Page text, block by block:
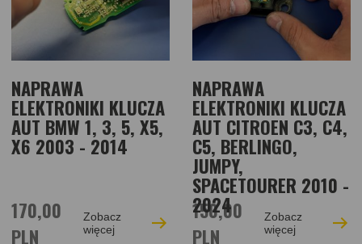
NAPRAWA
ELEKTRONIKI KLUCZA
AUT BMW 1, 3, 5, X5,
X6 2003 - 2014
170,00
PLN
Zobacz
więcej
NAPRAWA
ELEKTRONIKI KLUCZA
AUT CITROEN C3, C4,
C5, BERLINGO,
JUMPY,
SPACETOURER 2010 -
2024
150,00
PLN
Zobacz
więcej